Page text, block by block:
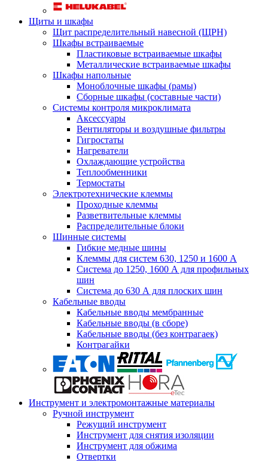
Щиты и шкафы
Щит распределительный навесной (ЩРН)
Шкафы встраиваемые
Пластиковые встраиваемые шкафы
Металлические встраиваемые шкафы
Шкафы напольные
Моноблочные шкафы (рамы)
Сборные шкафы (составные части)
Системы контроля микроклимата
Аксессуары
Вентиляторы и воздушные фильтры
Гигростаты
Нагреватели
Охлаждающие устройства
Теплообменники
Термостаты
Электротехнические клеммы
Проходные клеммы
Разветвительные клеммы
Распределительные блоки
Шинные системы
Гибкие медные шины
Клеммы для систем 630, 1250 и 1600 А
Система до 1250, 1600 А для профильных
шин
Система до 630 А для плоских шин
Кабельные вводы
Кабельные вводы мембранные
Кабельные вводы (в сборе)
Кабельные вводы (без контрагаек)
Контрагайки
Инструмент и электромонтажные материалы
Ручной инструмент
Режущий инструмент
Инструмент для снятия изоляции
Инструмент для обжима
Отвертки